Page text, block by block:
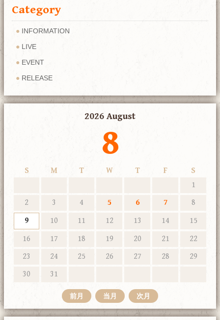
Category
INFORMATION
LIVE
EVENT
RELEASE
2026 August
8
S M T W T F
S
1
2
3 4 5 6 7
8
9
10 11 12 13 14
15
16
17 18 19 20 21
22
23
24 25 26 27 28
29
30
31
前月 当月 次月